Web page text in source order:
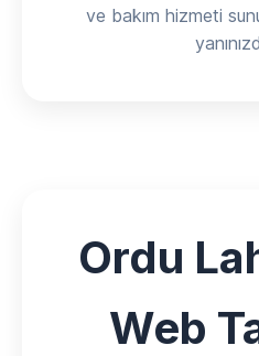
ve bakım hizmeti
Ordu
Web